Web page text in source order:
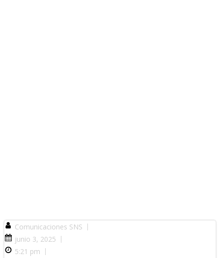
Comunicaciones SNS |
junio 3, 2025 |
5:21 pm |